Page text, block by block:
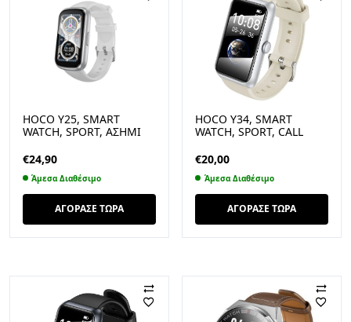
HOCO Y25, SMART
WATCH, SPORT, ΑΣΗΜΙ
€24,90
Άμεσα Διαθέσιμο
ΑΓΟΡΑΣΕ ΤΩΡΑ
HOCO Y34, SMART
WATCH, SPORT, CALL
€20,00
Άμεσα Διαθέσιμο
ΑΓΟΡΑΣΕ ΤΩΡΑ